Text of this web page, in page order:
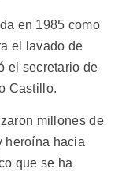
en 1985 como
el lavado de
el secretario de
Castillo.
millones de
heroína hacia
que se ha